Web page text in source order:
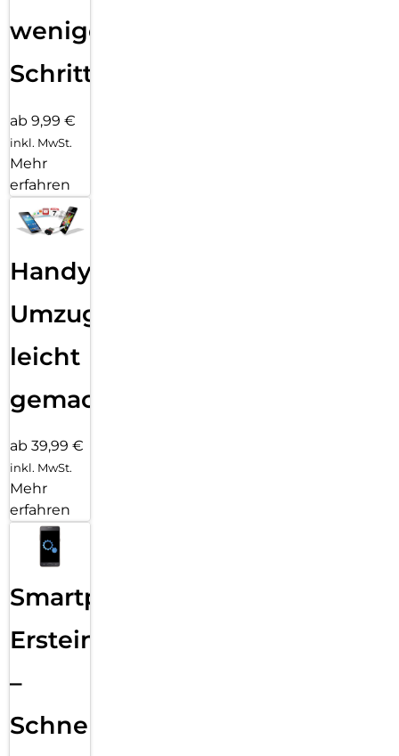
wenigen
Schritten
ab 9,99 €
inkl. MwSt.
Mehr
erfahren
Handy
Umzug
leicht
gemacht!
ab 39,99 €
inkl. MwSt.
Mehr
erfahren
Smartphone
Ersteinrichtung
–
Schnelle